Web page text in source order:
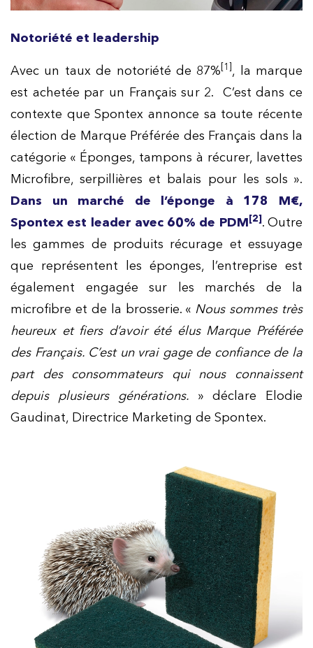
Notoriété et leadership
Avec un taux de notoriété de 87% [1] , la marque
est achetée par un Français sur 2. C’est dans ce
contexte que Spontex annonce sa toute récente
élection de Marque Préférée des Français dans la
catégorie « Éponges, tampons à récurer, lavettes
Microfibre, serpillières et balais pour les sols ».
Dans un marché de l’éponge à 178 M€,
Spontex est leader avec 60% de PDM
[2] . Outre
les gammes de produits récurage et essuyage
que représentent les éponges, l’entreprise est
également engagée sur les marchés de la
microfibre et de la brosserie. « Nous sommes très
heureux et fiers d’avoir été élus Marque Préférée
des Français. C’est un vrai gage de confiance de la
part des consommateurs qui nous connaissent
depuis plusieurs générations. » déclare Elodie
Gaudinat, Directrice Marketing de Spontex.